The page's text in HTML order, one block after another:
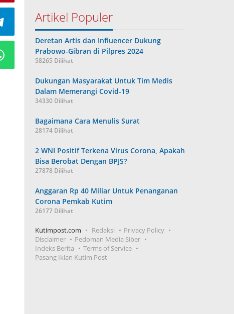
Artikel Populer
Deretan Artis dan Influencer Dukung
Prabowo-Gibran di Pilpres 2024
58265 Dilihat
Dukungan Masyarakat Untuk Tim Medis
Dalam Memerangi Covid-19
34330 Dilihat
Bagaimana Cara Menulis Surat
28174 Dilihat
2 WNI Positif Terkena Virus Corona, Apakah
Bisa Berobat Dengan BPJS?
27878 Dilihat
Anggaran Rp 40 Miliar Untuk Penanganan
Corona Pemkab Kutim
26177 Dilihat
Kutimpost.com Redaksi
Privacy Policy
Disclaimer
Pedoman Media Siber
Indeks Berita
Terms of Service
Pasang Iklan Kutim Post